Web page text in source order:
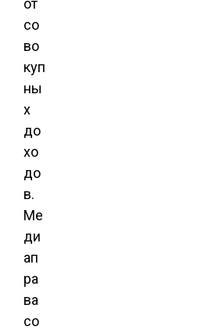
от
со
во
куп
ны
х
до
хо
до
в.
Ме
ди
ап
ра
ва
со